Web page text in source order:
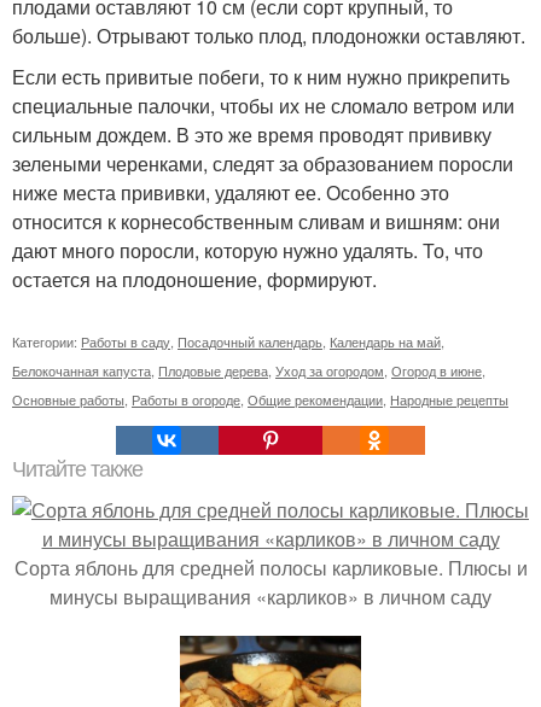
плодами оставляют 10 см (если сорт крупный, то
больше). Отрывают только плод, плодоножки оставляют.
Если есть привитые побеги, то к ним нужно прикрепить
специальные палочки, чтобы их не сломало ветром или
сильным дождем. В это же время проводят прививку
зелеными черенками, следят за образованием поросли
ниже места прививки, удаляют ее. Особенно это
относится к корнесобственным сливам и вишням: они
дают много поросли, которую нужно удалять. То, что
остается на плодоношение, формируют.
Категории: Работы в саду Посадочный календарь Календарь на май
Белокочанная капуста Плодовые дерева Уход за огородом Огород в июне
Основные работы Работы в огороде Общие рекомендации Народные рецепты
Читайте также
Сорта яблонь для средней полосы карликовые. Плюсы и
минусы выращивания «карликов» в личном саду